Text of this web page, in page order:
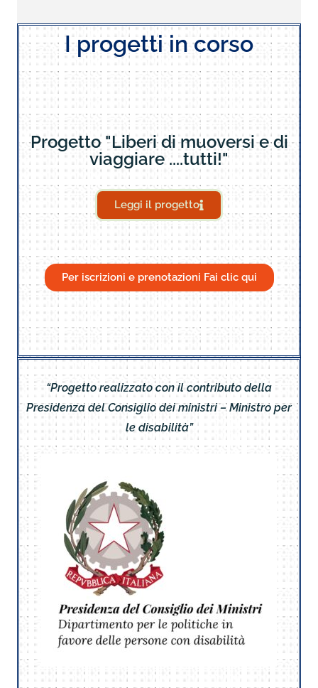
I progetti in corso
Progetto "Liberi di muoversi e di
viaggiare ....tutti!"
Leggi il progetto
Per iscrizioni e prenotazioni Fai clic qui
“Progetto realizzato con il contributo della
Presidenza del Consiglio dei ministri – Ministro per
le disabilità”